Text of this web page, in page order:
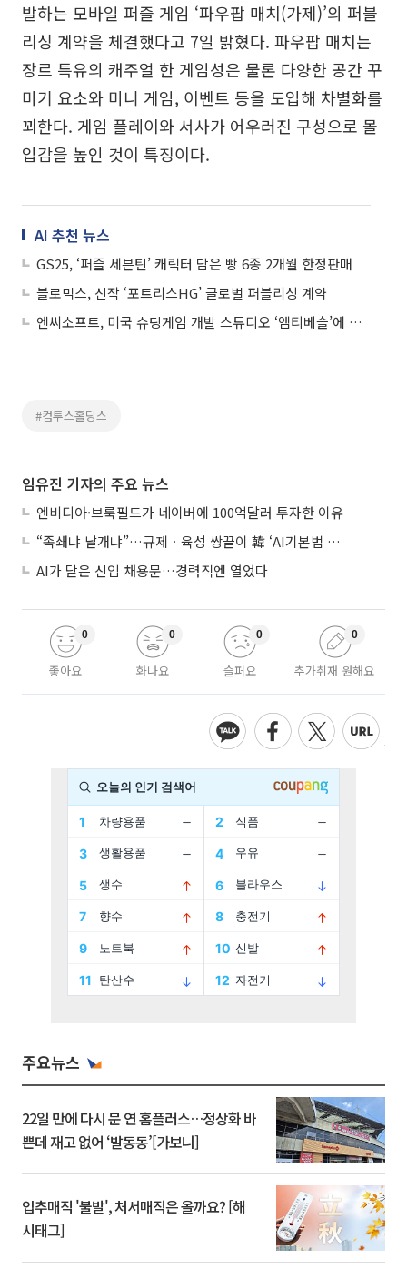
발하는 모바일 퍼즐 게임 ‘파우팝 매치(가제)’의 퍼블
리싱 계약을 체결했다고 7일 밝혔다. 파우팝 매치는
장르 특유의 캐주얼 한 게임성은 물론 다양한 공간 꾸
미기 요소와 미니 게임, 이벤트 등을 도입해 차별화를
꾀한다. 게임 플레이와 서사가 어우러진 구성으로 몰
입감을 높인 것이 특징이다.
AI 추천 뉴스
GS25, ‘퍼즐 세븐틴’ 캐릭터 담은 빵 6종 2개월 한정판매
블로믹스, 신작 ‘포트리스HG’ 글로벌 퍼블리싱 계약
엔씨소프트, 미국 슈팅게임 개발 스튜디오 ‘엠티베슬’에 전략적 지분 투자
#컴투스홀딩스
임유진 기자의 주요 뉴스
엔비디아·브룩필드가 네이버에 100억달러 투자한 이유
“족쇄냐 날개냐”…규제ㆍ육성 쌍끌이 韓 ‘AI기본법 개정안’ 오늘 시행
AI가 닫은 신입 채용문…경력직엔 열었다
좋아요
0
화나요
0
슬퍼요
0
추가취재 원해요
0
주요뉴스
22일 만에 다시 문 연 홈플러스…정상화 바
쁜데 재고 없어 ‘발동동’[가보니]
입추매직 '불발', 처서매직은 올까요? [해
시태그]